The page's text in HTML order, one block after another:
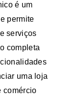
é um
permite
serviços
completa
uma loja
comércio